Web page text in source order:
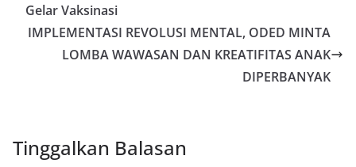
Gelar Vaksinasi
IMPLEMENTASI REVOLUSI MENTAL, ODED MINTA
LOMBA WAWASAN DAN KREATIFITAS ANAK
DIPERBANYAK
Tinggalkan Balasan